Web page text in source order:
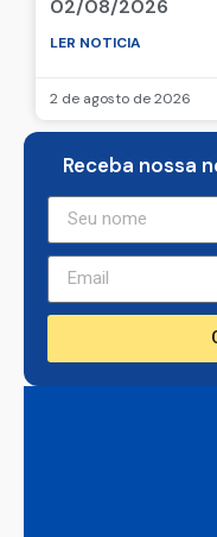
02/08/2026
LER NOTICIA
2 de agosto de 2026
Receba nossa